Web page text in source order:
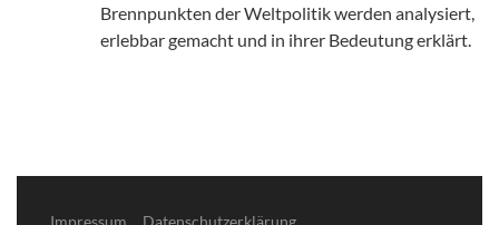
Brennpunkten der Weltpolitik werden analysiert,
erlebbar gemacht und in ihrer Bedeutung erklärt.
Impressum Datenschutzerklärung